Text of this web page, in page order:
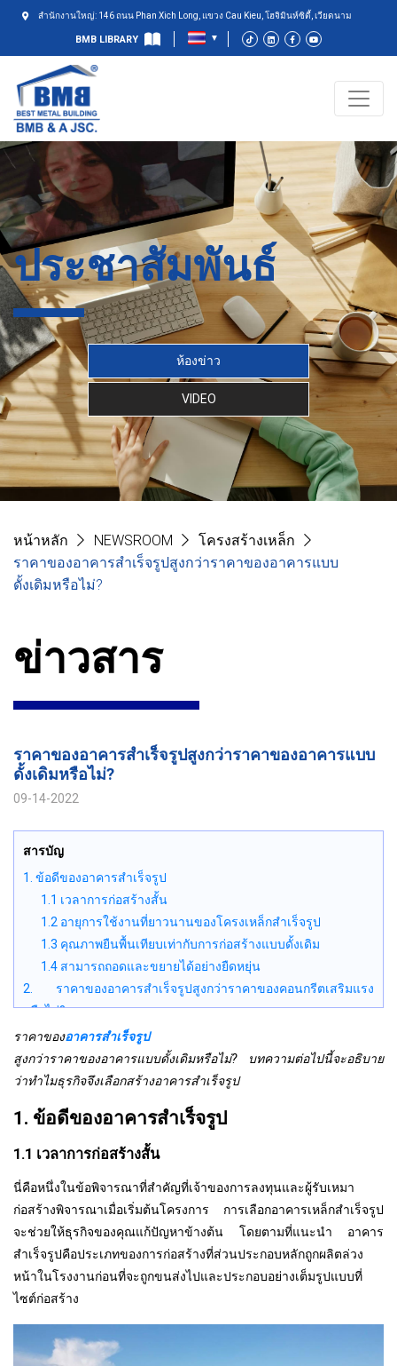
สำนักงานใหญ่: 146 ถนน Phan Xich Long, แขวง Cau Kieu, โฮจิมินห์ซิตี้, เวียดนาม
BMB LIBRARY
ประชาสัมพันธ์
ห้องข่าว
VIDEO
หน้าหลัก NEWSROOM
โครงสร้างเหล็ก
ราคาของอาคารสำเร็จรูปสูงกว่าราคาของอาคารแบบ
ดั้งเดิมหรือไม่?
ข่าวสาร
ราคาของอาคารสำเร็จรูปสูงกว่าราคาของอาคารแบบ
ดั้งเดิมหรือไม่?
09-14-2022
สารบัญ
1. ข้อดีของอาคารสำเร็จรูป
1.1 เวลาการก่อสร้างสั้น
1.2 อายุการใช้งานที่ยาวนานของโครงเหล็กสำเร็จรูป
1.3 คุณภาพยืนพื้นเทียบเท่ากับการก่อสร้างแบบดั้งเดิม
1.4 สามารถถอดและขยายได้อย่างยืดหยุ่น
2. ราคาของอาคารสำเร็จรูปสูงกว่าราคาของคอนกรีตเสริมแรง
หรือไม่?
3. รูปแบบอาคารสำเร็จรูปที่นิยมในปัจจุบัน
3.1 โรงงาน 1 ชั้น
3.2 โรงงานตึกสูง
ราคาของอาคารสำเร็จรูป
สูงกว่าราคาของอาคารแบบดั้งเดิมหรือไม่? บทความต่อไปนี้จะอธิบาย
ว่าทำไมธุรกิจจึงเลือกสร้างอาคารสำเร็จรูป
1. ข้อดีของอาคารสำเร็จรูป
1.1 เวลาการก่อสร้างสั้น
นี่คือหนึ่งในข้อพิจารณาที่สำคัญที่เจ้าของการลงทุนและผู้รับเหมา
ก่อสร้างพิจารณาเมื่อเริ่มต้นโครงการ การเลือกอาคารเหล็กสำเร็จรูป
จะช่วยให้ธุรกิจของคุณแก้ปัญหาข้างต้น โดยตามที่แนะนำ อาคาร
สำเร็จรูปคือประเภทของการก่อสร้างที่ส่วนประกอบหลักถูกผลิตล่วง
หน้าในโรงงานก่อนที่จะถูกขนส่งไปและประกอบอย่างเต็มรูปแบบที่
ไซต์ก่อสร้าง